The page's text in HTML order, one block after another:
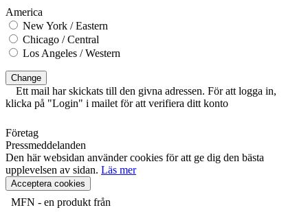
America
New York / Eastern
Chicago / Central
Los Angeles / Western
Change
Ett mail har skickats till den givna adressen. För att logga in,
klicka på "Login" i mailet för att verifiera ditt konto
Företag
Pressmeddelanden
Den här websidan använder cookies för att ge dig den bästa
upplevelsen av sidan. Läs mer
Acceptera cookies
MFN - en produkt från